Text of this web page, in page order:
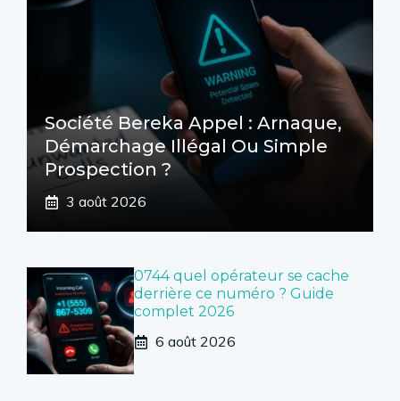
Société Bereka Appel : Arnaque,
Démarchage Illégal Ou Simple
Prospection ?
3 août 2026
0744 quel opérateur se cache
derrière ce numéro ? Guide
complet 2026
6 août 2026